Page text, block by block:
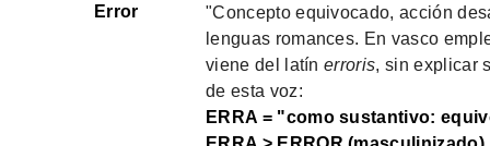
Error
"Concepto equivocado, acción
lenguas romances. En vasco
viene del latínerroris, sin explicar
de esta voz:
ERRA = "como sustantivo: